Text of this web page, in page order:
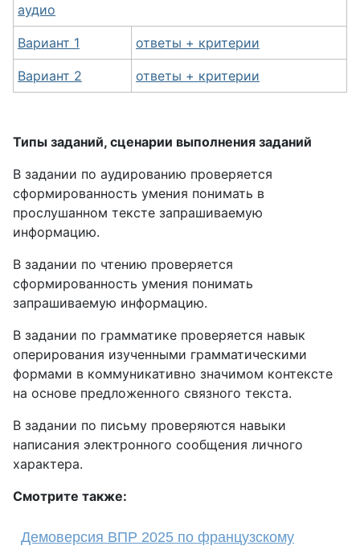
аудио
Вариант 1 ответы + критерии
Вариант 2 ответы + критерии
Типы заданий, сценарии выполнения заданий
В задании по аудированию проверяется
сформированность умения понимать в
прослушанном тексте запрашиваемую
информацию.
В задании по чтению проверяется
сформированность умения понимать
запрашиваемую информацию.
В задании по грамматике проверяется навык
оперирования изученными грамматическими
формами в коммуникативно значимом контексте
на основе предложенного связного текста.
В задании по письму проверяются навыки
написания электронного сообщения личного
характера.
Смотрите также:
Демоверсия ВПР 2025 по французскому